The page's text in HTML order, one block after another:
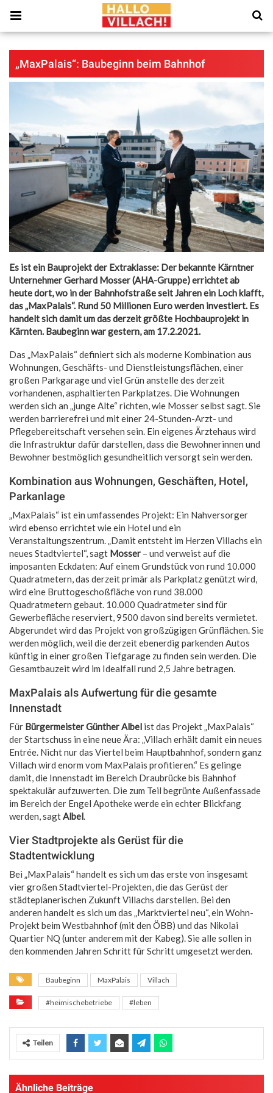
„MaxPalais“: Baubeginn beim Bahnhof
Es ist ein Bauprojekt der Extraklasse: Der bekannte Kärntner
Unternehmer Gerhard Mosser (AHA-Gruppe) errichtet ab
heute dort, wo in der Bahnhofstraße seit Jahren ein Loch klafft,
das „MaxPalais“. Rund 50 Millionen Euro werden investiert. Es
handelt sich damit um das derzeit größte Hochbauprojekt in
Kärnten. Baubeginn war gestern, am 17.2.2021.
Das „MaxPalais“ definiert sich als moderne Kombination aus
Wohnungen, Geschäfts- und Dienstleistungsflächen, einer
großen Parkgarage und viel Grün anstelle des derzeit
vorhandenen, asphaltierten Parkplatzes. Die Wohnungen
werden sich an „junge Alte“ richten, wie Mosser selbst sagt. Sie
werden barrierefrei und mit einer 24-Stunden-Arzt- und
Pflegebereitschaft versehen sein. Ein eigenes Ärztehaus wird
die Infrastruktur dafür darstellen, dass die Bewohnerinnen und
Bewohner bestmöglich gesundheitlich versorgt sein werden.
Kombination aus Wohnungen, Geschäften, Hotel,
Parkanlage
„MaxPalais“ ist ein umfassendes Projekt: Ein Nahversorger
wird ebenso errichtet wie ein Hotel und ein
Veranstaltungszentrum. „Damit entsteht im Herzen Villachs ein
neues Stadtviertel“, sagt Mosser – und verweist auf die
imposanten Eckdaten: Auf einem Grundstück von rund 10.000
Quadratmetern, das derzeit primär als Parkplatz genützt wird,
wird eine Bruttogeschoßfläche von rund 38.000
Quadratmetern gebaut. 10.000 Quadratmeter sind für
Gewerbefläche reserviert, 9500 davon sind bereits vermietet.
Abgerundet wird das Projekt von großzügigen Grünflächen. Sie
werden möglich, weil die derzeit ebenerdig parkenden Autos
künftig in einer großen Tiefgarage zu finden sein werden. Die
Gesamtbauzeit wird im Idealfall rund 2,5 Jahre betragen.
MaxPalais als Aufwertung für die gesamte
Innenstadt
Für Bürgermeister Günther Albel ist das Projekt „MaxPalais“
der Startschuss in eine neue Ära: „Villach erhält damit ein neues
Entrée. Nicht nur das Viertel beim Hauptbahnhof, sondern ganz
Villach wird enorm vom MaxPalais profitieren.“ Es gelinge
damit, die Innenstadt im Bereich Draubrücke bis Bahnhof
spektakulär aufzuwerten. Die zum Teil begrünte Außenfassade
im Bereich der Engel Apotheke werde ein echter Blickfang
werden, sagtAlbel.
Vier Stadtprojekte als Gerüst für die
Stadtentwicklung
Bei „MaxPalais“ handelt es sich um das erste von insgesamt
vier großen Stadtviertel-Projekten, die das Gerüst der
städteplanerischen Zukunft Villachs darstellen. Bei den
anderen handelt es sich um das „Marktviertel neu“, ein Wohn-
Projekt beim Westbahnhof (mit den ÖBB) und das Nikolai
Quartier NQ (unter anderem mit der Kabeg). Sie alle sollen in
den kommenden Jahren Schritt für Schritt umgesetzt werden.
Baubeginn MaxPalais Villach
#heimischebetriebe #leben
Teilen
Ähnliche Beiträge